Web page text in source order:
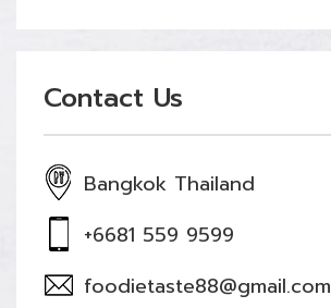
Contact Us
Bangkok Thailand
+6681 559 9599
foodietaste88@gmail.com